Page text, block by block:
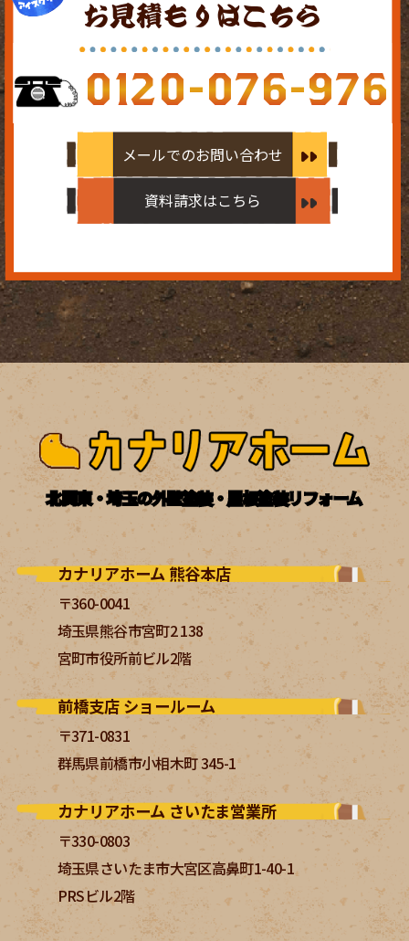
お見積もりはこちら
0120-076-976
メールでのお問い合わせ
資料請求はこちら
北関東・埼玉の外壁塗装・屋根塗装リフォーム
カナリアホーム 熊谷本店
〒360-0041
埼玉県熊谷市宮町2 138
宮町市役所前ビル2階
前橋支店 ショールーム
〒371-0831
群馬県前橋市小相木町 345-1
カナリアホーム さいたま営業所
〒330-0803
埼玉県さいたま市大宮区高鼻町1-40-1
PRSビル2階